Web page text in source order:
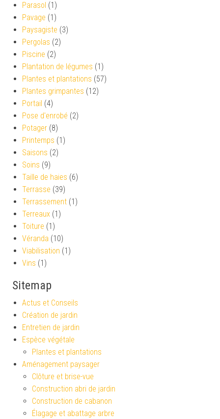
Parasol (1)
Pavage (1)
Paysagiste (3)
Pergolas (2)
Piscine (2)
Plantation de légumes (1)
Plantes et plantations (57)
Plantes grimpantes (12)
Portail (4)
Pose d'enrobé (2)
Potager (8)
Printemps (1)
Saisons (2)
Soins (9)
Taille de haies (6)
Terrasse (39)
Terrassement (1)
Terreaux (1)
Toiture (1)
Véranda (10)
Viabilisation (1)
Vins (1)
Sitemap
Actus et Conseils
Création de jardin
Entretien de jardin
Espèce végétale
Plantes et plantations
Aménagement paysager
Clôture et brise-vue
Construction abri de jardin
Construction de cabanon
Élagage et abattage arbre